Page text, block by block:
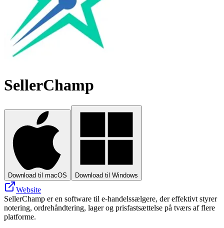
SellerChamp
Download til macOS Download til Windows
Website
SellerChamp er en software til e-handelssælgere, der effektivt styrer
notering, ordrehåndtering, lager og prisfastsættelse på tværs af flere
platforme.